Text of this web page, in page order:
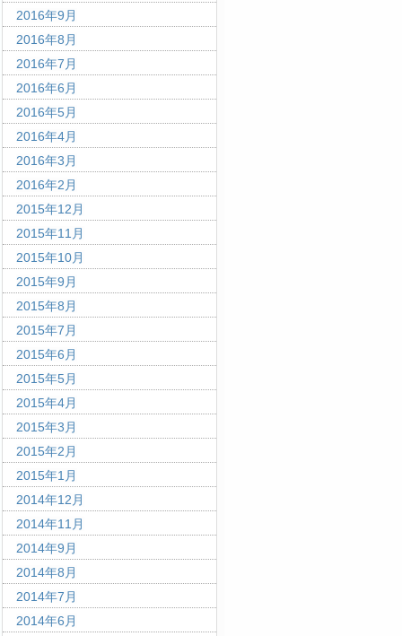
2016年9月
2016年8月
2016年7月
2016年6月
2016年5月
2016年4月
2016年3月
2016年2月
2015年12月
2015年11月
2015年10月
2015年9月
2015年8月
2015年7月
2015年6月
2015年5月
2015年4月
2015年3月
2015年2月
2015年1月
2014年12月
2014年11月
2014年9月
2014年8月
2014年7月
2014年6月